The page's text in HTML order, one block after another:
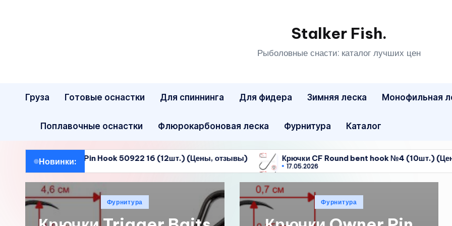
Stalker Fish.
Рыболовные снасти: каталог лучших цен
Груза Готовые оснастки Для спиннинга Для фидера Зимняя леска Монофильная
Поплавочные оснастки Флюрокарбоновая леска Фурнитура Каталог
Новинки:
Owner Pin Hook 50922 16 (12шт.) (Цены, отзывы) Крючки CF Round bent hook №4 (10шт.) (Цены, отзывы)
17.05.2026
Owner Pin Hook 50922 16 (12шт.) (Цены, отзывы) Крючки CF Round bent hook №4 (10шт.) (Цены, отзывы)
17.05.2026
Опубликовано
в
Фурнитура
Опубликовано
в
Фурнитура